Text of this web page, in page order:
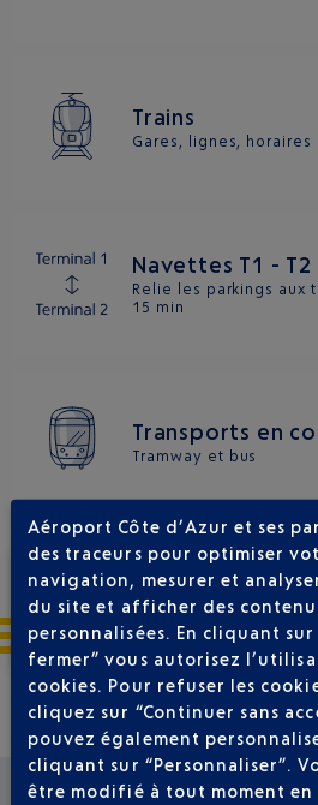
Trains
Gares, lignes, horaires
Navettes T1 - T2
Relie les parkings aux
15 min
Transports en
Tramway et bus
DEVENEZ UN
Gratuit, inscription en
DÉCOUVREZ LE CLUB
Aéroport Côte d’Azur et ses
des traceurs pour optimiser
navigation, mesurer et
du site et afficher des
personnalisées. En cliquant sur
fermer” vous autorisez
cookies. Pour refuser les
cliquez sur “Continuer sans
pouvez également
cliquant sur “Personnaliser”.
être modifié à tout moment